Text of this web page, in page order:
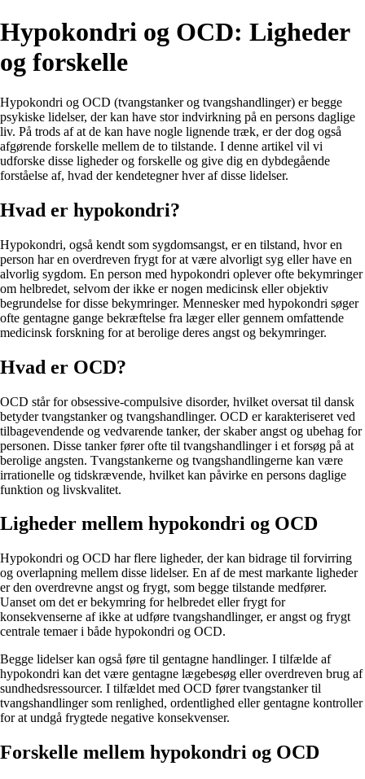
Hypokondri og OCD: Ligheder
og forskelle
Hypokondri og OCD (tvangstanker og tvangshandlinger) er begge
psykiske lidelser, der kan have stor indvirkning på en persons daglige
liv. På trods af at de kan have nogle lignende træk, er der dog også
afgørende forskelle mellem de to tilstande. I denne artikel vil vi
udforske disse ligheder og forskelle og give dig en dybdegående
forståelse af, hvad der kendetegner hver af disse lidelser.
Hvad er hypokondri?
Hypokondri, også kendt som sygdomsangst, er en tilstand, hvor en
person har en overdreven frygt for at være alvorligt syg eller have en
alvorlig sygdom. En person med hypokondri oplever ofte bekymringer
om helbredet, selvom der ikke er nogen medicinsk eller objektiv
begrundelse for disse bekymringer. Mennesker med hypokondri søger
ofte gentagne gange bekræftelse fra læger eller gennem omfattende
medicinsk forskning for at berolige deres angst og bekymringer.
Hvad er OCD?
OCD står for obsessive-compulsive disorder, hvilket oversat til dansk
betyder tvangstanker og tvangshandlinger. OCD er karakteriseret ved
tilbagevendende og vedvarende tanker, der skaber angst og ubehag for
personen. Disse tanker fører ofte til tvangshandlinger i et forsøg på at
berolige angsten. Tvangstankerne og tvangshandlingerne kan være
irrationelle og tidskrævende, hvilket kan påvirke en persons daglige
funktion og livskvalitet.
Ligheder mellem hypokondri og OCD
Hypokondri og OCD har flere ligheder, der kan bidrage til forvirring
og overlapning mellem disse lidelser. En af de mest markante ligheder
er den overdrevne angst og frygt, som begge tilstande medfører.
Uanset om det er bekymring for helbredet eller frygt for
konsekvenserne af ikke at udføre tvangshandlinger, er angst og frygt
centrale temaer i både hypokondri og OCD.
Begge lidelser kan også føre til gentagne handlinger. I tilfælde af
hypokondri kan det være gentagne lægebesøg eller overdreven brug af
sundhedsressourcer. I tilfældet med OCD fører tvangstanker til
tvangshandlinger som renlighed, ordentlighed eller gentagne kontroller
for at undgå frygtede negative konsekvenser.
Forskelle mellem hypokondri og OCD